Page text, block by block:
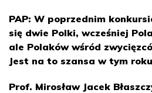
PAP: W poprzednim
się dwie Polki, wcześniej
ale Polaków wśród
Jest na to szansa w tym
Prof. Mirosław Jacek